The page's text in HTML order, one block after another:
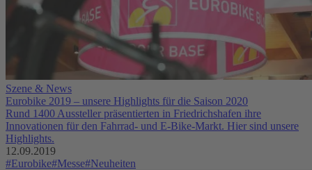
Szene & News
Eurobike 2019 – unsere Highlights für die Saison 2020
Rund 1400 Aussteller präsentierten in Friedrichshafen ihre
Innovationen für den Fahrrad- und E-Bike-Markt. Hier sind unsere
Highlights.
12.09.2019
#Eurobike#Messe#Neuheiten